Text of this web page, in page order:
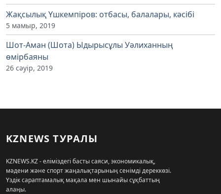
Жақсылық Үшкемпіров: отбасы, балалары, кәсібі
5 мамыр, 2019
Шот-Аман (Шота) Ыдырысұлы Уәлиханның
өмірбаяны
26 сәуір, 2019
KZNEWS ТУРАЛЫ
KZNEWS.KZ - еліміздегі басты саяси, экономикалық,
мәдени және спорт жаңалықтарының сенімді дереккөзі.
Үздік сараптамалық мақала мен шынайы сұқбаттың
алаңы.